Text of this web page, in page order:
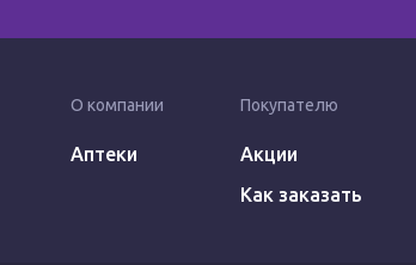
О компании
Аптеки
Покупателю
Акции
Как заказать